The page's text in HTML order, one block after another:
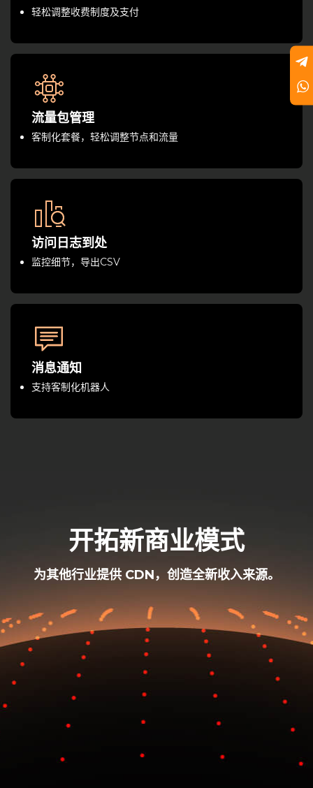
轻松调整收费制度及支付
流量包管理
客制化套餐，轻松调整节点和流量
访问日志到处
监控细节，导出CSV
消息通知
支持客制化机器人
开拓新商业模式
为其他行业提供 CDN，创造全新收入来源。